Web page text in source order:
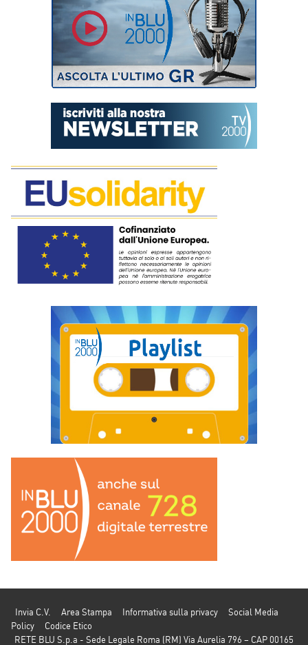
Invia C.V. Area Stampa Informativa sulla privacy
Social Media
Policy
Codice Etico
RETE BLU S.p.a - Sede Legale Roma (RM) Via Aurelia 796 – CAP 00165